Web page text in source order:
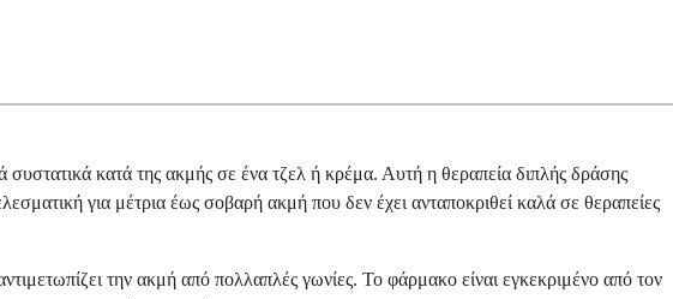
κατά της ακμής σε ένα τζελ ή κρέμα. Αυτή η θεραπεία διπλής δράσης
για μέτρια έως σοβαρή ακμή που δεν έχει ανταποκριθεί καλά σε θεραπείες
την ακμή από πολλαπλές γωνίες. Το φάρμακο είναι εγκεκριμένο από τον